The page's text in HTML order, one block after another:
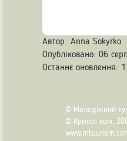
Автор: Anna Sokyrko
Опубліковано: 06
Останнє оновлення:
© Молодіжний
© Крилос ком,